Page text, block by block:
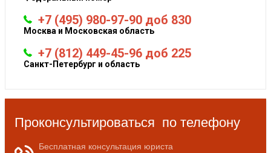
+7 (495) 980-97-90 доб 830
Москва и Московская область
+7 (812) 449-45-96 доб 225
Санкт-Петербург и область